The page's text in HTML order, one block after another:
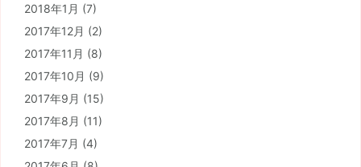
2018年1月 (7)
2017年12月 (2)
2017年11月 (8)
2017年10月 (9)
2017年9月 (15)
2017年8月 (11)
2017年7月 (4)